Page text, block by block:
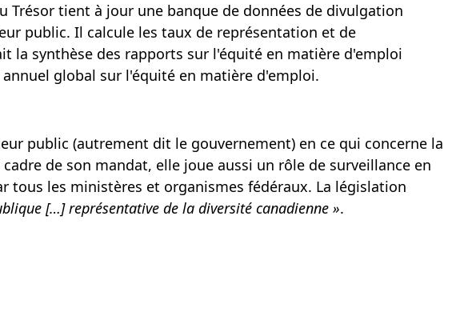
Trésor tient à jour une banque de données de divulgation
public. Il calcule les taux de représentation et de
la synthèse des rapports sur l'équité en matière d'emploi
global sur l'équité en matière d'emploi.
public (autrement dit le gouvernement) en ce qui concerne la
de son mandat, elle joue aussi un rôle de surveillance en
les ministères et organismes fédéraux. La législation
[…] représentative de la diversité canadienne ».